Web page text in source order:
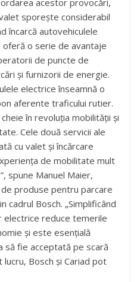
acestor provocări,
sporește considerabil
încarcă autovehiculele
o serie de avantaje
de puncte de
și furnizorii de energie.
electrice înseamnă o
aferente traficului rutier.
în revoluția mobilității și
Cele două servicii ale
cu valet și încărcare
de mobilitate mult
spune Manuel Maier,
produse pentru parcare
cadrul Bosch. „Simplificând
electrice reduce temerile
și este esențială
fie acceptată pe scară
Bosch și Cariad pot